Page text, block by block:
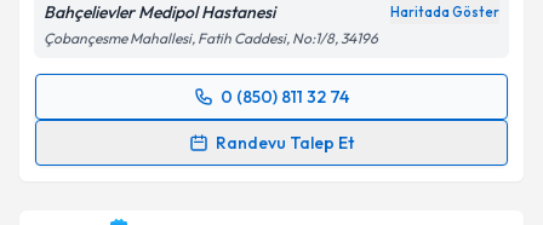
Kişisel verilerimin işlenmesine ilişkin
Metni'ni okudum ve kişisel verilerimin belirtilen
kapsamda işlenmesini kabul ediyorum.
Takvim Talebini Gönder
Bahçelievler Medipol Hastanesi Haritada Göster
Çobançesme Mahallesi, Fatih Caddesi, No:1/8, 34196
0 (850) 811 32 74
Randevu Talep Et
Randevu Takvimi Talebi